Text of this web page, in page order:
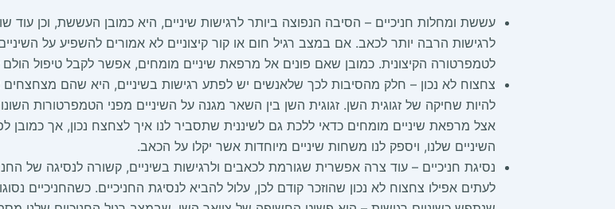
עששת ומחלות חניכיים – הסיבה הנפוצה ביותר לרגישות שיניים, היא כמובן העששת, וכן עוד
לרגישות הרבה יותר לכאב. אם במצב רגיל חום או קור קיצוניים לא אמורים להשפיע על
לטמפרטורה הקיצונית. כמובן שאם פונים אל מרפאת שיניים מומחים, אפשר לקבל טיפול הולם
צחצוח לא נכון – חלק מהסיבות לכך שלאנשים יש לפתע רגישות בשיניים, היא שהם
להיות שחיקה של זגוגית השן. זגוגית השן בין השאר מגנה על השיניים מפני הטמפרטורות
אצל מרפאת שיניים מומחים כדאי ללכת גם לשיננית שתסביר לנו איך לצחצח נכון, אך כמובן
השיניים שלנו, ויספק לנו משחות שיניים מיוחדות אשר יקלו על הכאב.
נסיגת חניכיים – עוד צרה אפשרית שגורמת לכאבים ולרגישות בשיניים, קשורה לנסיגה של
לעתים אפילו צחצוח לא נכון שהוזכר קודם לכן, עלול להביא לנסיגת החניכיים. כשהחניכיים